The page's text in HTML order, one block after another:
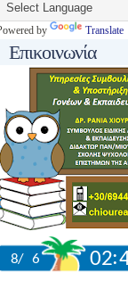
by Translate
Επικοινωνία